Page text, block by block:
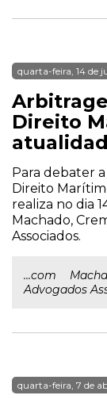
quarta-feira, 14 de
Direito
Para debater
Direito
realiza no dia
Machado,
Associados.
...com
Advogados
quarta-feira, 7 de